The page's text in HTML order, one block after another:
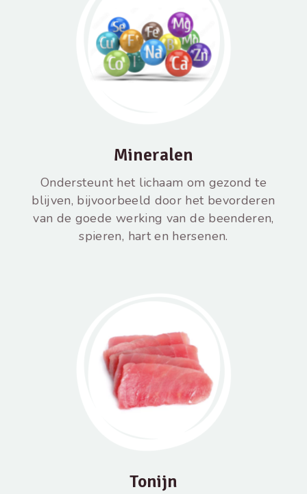
Mineralen
Ondersteunt het lichaam om gezond te
blijven, bijvoorbeeld door het bevorderen
van de goede werking van de beenderen,
spieren, hart en hersenen.
Tonijn